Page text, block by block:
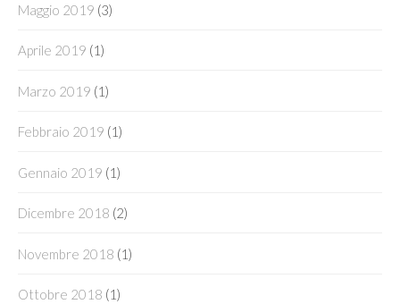
Maggio 2019 (3)
Aprile 2019 (1)
Marzo 2019 (1)
Febbraio 2019 (1)
Gennaio 2019 (1)
Dicembre 2018 (2)
Novembre 2018 (1)
Ottobre 2018 (1)